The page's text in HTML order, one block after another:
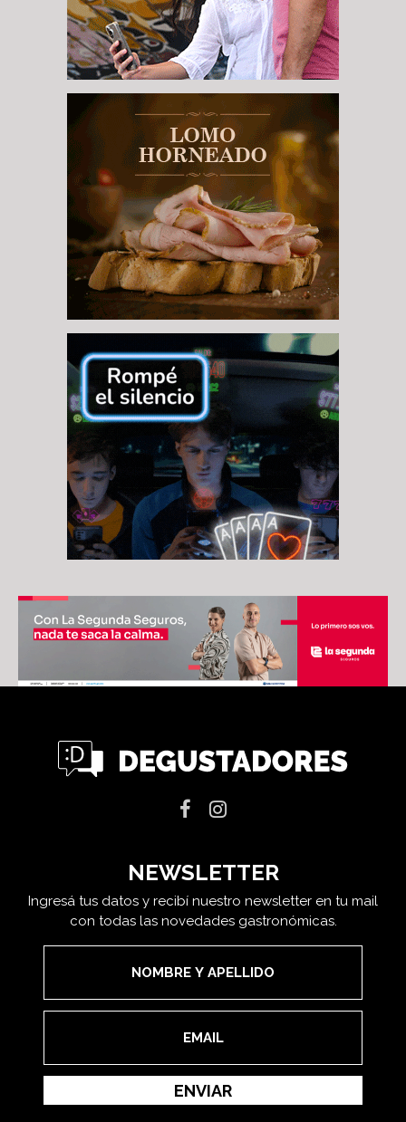
NEWSLETTER
Ingresá tus datos y recibí nuestro newsletter en tu mail
con todas las novedades gastronómicas.
ENVIAR